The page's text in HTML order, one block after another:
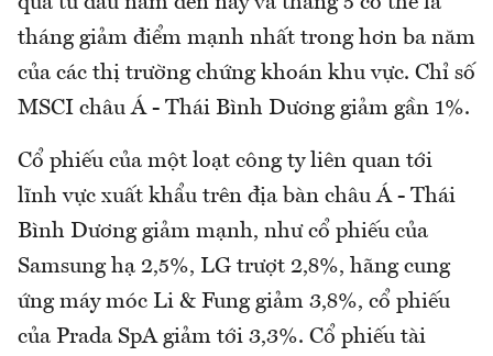
tháng giảm điểm mạnh nhất trong hơn ba năm
của các thị trường chứng khoán khu vực. Chỉ số
MSCI châu Á - Thái Bình Dương giảm gần 1%.
Cổ phiếu của một loạt công ty liên quan tới
lĩnh vực xuất khẩu trên địa bàn châu Á - Thái
Bình Dương giảm mạnh, như cổ phiếu của
Samsung hạ 2,5%, LG trượt 2,8%, hãng cung
ứng máy móc Li & Fung giảm 3,8%, cổ phiếu
của Prada SpA giảm tới 3,3%. Cổ phiếu tài